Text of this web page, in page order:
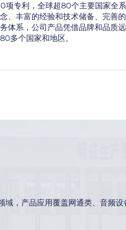
项专利，全球超80个主要国家全
、丰富的经验和技术储备、完善
体系，公司产品凭借品牌和品质
多个国家和地区。
域，产品应用覆盖网通类、音频